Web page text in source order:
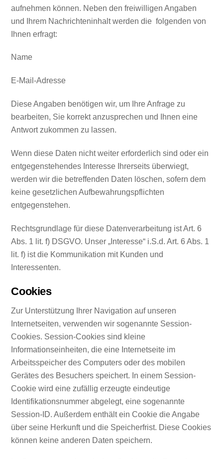
aufnehmen können. Neben den freiwilligen Angaben
und Ihrem Nachrichteninhalt werden die folgenden von
Ihnen erfragt:
Name
E-Mail-Adresse
Diese Angaben benötigen wir, um Ihre Anfrage zu
bearbeiten, Sie korrekt anzusprechen und Ihnen eine
Antwort zukommen zu lassen.
Wenn diese Daten nicht weiter erforderlich sind oder ein
entgegenstehendes Interesse Ihrerseits überwiegt,
werden wir die betreffenden Daten löschen, sofern dem
keine gesetzlichen Aufbewahrungspflichten
entgegenstehen.
Rechtsgrundlage für diese Datenverarbeitung ist Art. 6
Abs. 1 lit. f) DSGVO. Unser „Interesse“ i.S.d. Art. 6 Abs. 1
lit. f) ist die Kommunikation mit Kunden und
Interessenten.
Cookies
Zur Unterstützung Ihrer Navigation auf unseren
Internetseiten, verwenden wir sogenannte Session-
Cookies. Session-Cookies sind kleine
Informationseinheiten, die eine Internetseite im
Arbeitsspeicher des Computers oder des mobilen
Gerätes des Besuchers speichert. In einem Session-
Cookie wird eine zufällig erzeugte eindeutige
Identifikationsnummer abgelegt, eine sogenannte
Session-ID. Außerdem enthält ein Cookie die Angabe
über seine Herkunft und die Speicherfrist. Diese Cookies
können keine anderen Daten speichern.